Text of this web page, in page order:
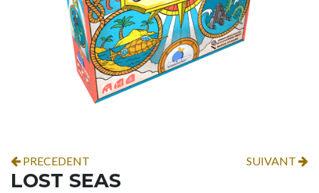
PRECEDENT SUIVANT
LOST SEAS